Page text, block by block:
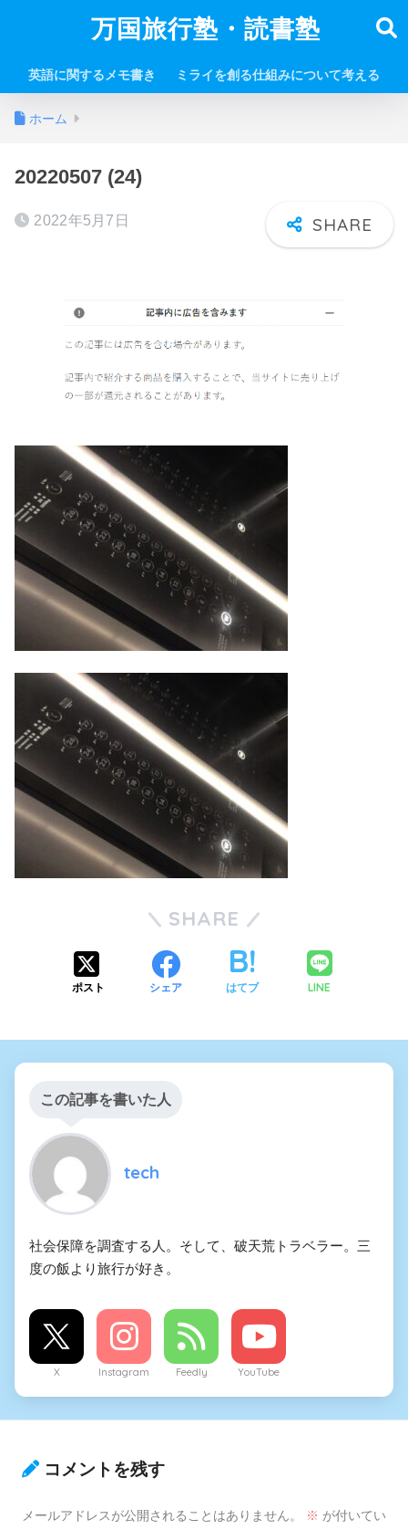
万国旅行塾・読書塾
英語に関するメモ書き ミライを創る仕組みについて考える
ホーム
20220507 (24)
2022年5月7日
SHARE
ポスト シェア はてブ LINE
この記事を書いた人
tech
社会保障を調査する人。そして、破天荒トラベラー。三
度の飯より旅行が好き。
X Instagram Feedly YouTube
コメントを残す
メールアドレスが公開されることはありません。 ※ が付いてい